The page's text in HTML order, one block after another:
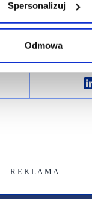
Spersonalizuj
Odmowa
bohaterowie
R E K L A M A